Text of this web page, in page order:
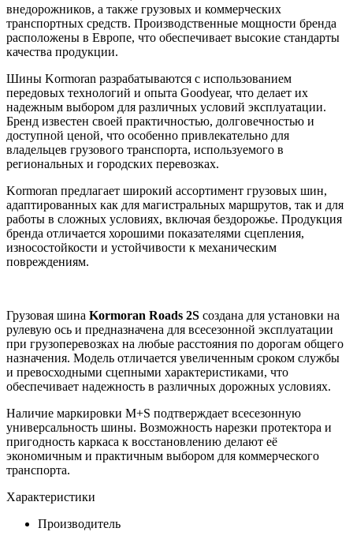
внедорожников, а также грузовых и коммерческих
транспортных средств. Производственные мощности бренда
расположены в Европе, что обеспечивает высокие стандарты
качества продукции.
Шины Kormoran разрабатываются с использованием
передовых технологий и опыта Goodyear, что делает их
надежным выбором для различных условий эксплуатации.
Бренд известен своей практичностью, долговечностью и
доступной ценой, что особенно привлекательно для
владельцев грузового транспорта, используемого в
региональных и городских перевозках.
Kormoran предлагает широкий ассортимент грузовых шин,
адаптированных как для магистральных маршрутов, так и для
работы в сложных условиях, включая бездорожье. Продукция
бренда отличается хорошими показателями сцепления,
износостойкости и устойчивости к механическим
повреждениям.
Грузовая шина Kormoran Roads 2S создана для установки на
рулевую ось и предназначена для всесезонной эксплуатации
при грузоперевозках на любые расстояния по дорогам общего
назначения. Модель отличается увеличенным сроком службы
и превосходными сцепными характеристиками, что
обеспечивает надежность в различных дорожных условиях.
Наличие маркировки M+S подтверждает всесезонную
универсальность шины. Возможность нарезки протектора и
пригодность каркаса к восстановлению делают её
экономичным и практичным выбором для коммерческого
транспорта.
Характеристики
Производитель